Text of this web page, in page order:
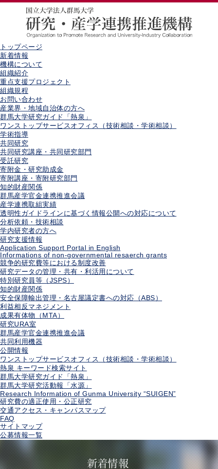
トップページ
新着情報
機構について
組織紹介
重点支援プロジェクト
組織規程
お問い合わせ
産業界・地域自治体の方へ
群馬大学研究ガイド「熱泉」
ワンストップサービスオフィス（技術相談・学術相談）
学術指導
共同研究
共同研究講座・共同研究部門
受託研究
寄附金・研究助成金
寄附講座・寄附研究部門
知的財産関係
群馬産学官金連携推進会議
産学連携取組実績
透明性ガイドラインに基づく情報公開への対応について
分析依頼・技術相談
学内研究者の方へ
研究支援情報
Application Support Portal in English
Informations of non-governmental resaerch grants
競争的研究費等における制度改善
研究データの管理・共有・利活用について
特別研究員等（JSPS）
知的財産関係
安全保障輸出管理・名古屋議定書への対応（ABS）
利益相反マネジメント
成果有体物（MTA）
研究URA室
群馬産学官金連携推進会議
共同利用機器
公開情報
ワンストップサービスオフィス（技術相談・学術相談）
熱泉 キーワード検索サイト
群馬大学研究ガイド「熱泉」
群馬大学研究活動報「水源」
Research Information of Gunma University “SUIGEN”
研究費の適正使用・公正研究
交通アクセス・キャンパスマップ
FAQ
サイトマップ
公募情報一覧
新着情報